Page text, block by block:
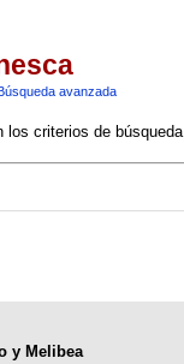
avanzada
los criterios de
y Melibea